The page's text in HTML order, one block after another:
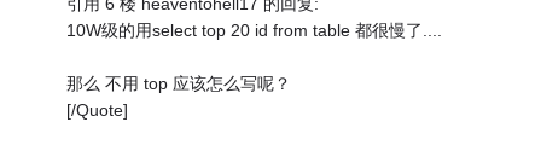
引用 6 楼 heaventohell17 的回复:
10W级的用select top 20 id from table 都很慢了....
那么 不用 top 应该怎么写呢？
[/Quote]